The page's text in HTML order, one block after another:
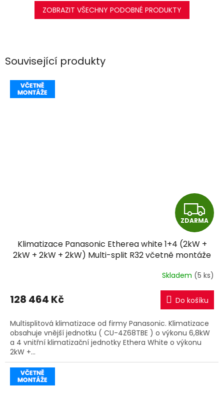
Související produkty
Z
D
A
R
M
A
ZDARMA
Klimatizace Panasonic Etherea white 1+4 (2kW +
2kW + 2kW + 2kW) Multi-split R32 včetně montáže
Skladem (5 ks)
128 464 Kč Do košíku
Multisplitová klimatizace od firmy Panasonic. Klimatizace
obsahuje vnější jednotku ( CU-4Z68TBE ) o výkonu 6,8kW
a 4 vnitřní klimatizační jednotky Ethera White o výkonu
2kW +...
ZOBRAZIT VŠECHNY PODOBNÉ PRODUKTY